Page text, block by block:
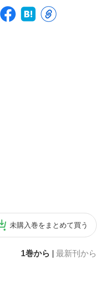
未購入巻をまとめて買う
1巻から 最新刊から